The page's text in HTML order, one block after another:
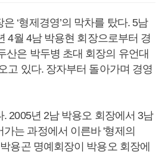
‘형제경영’의 막차를 탔다. 5남
4월 4남 박용현 회장으로부터 경
산은 박두병 초대 회장의 유언대
고 있다. 장자부터 돌아가며 경영
2005년 2남 박용오 회장에서 3남
는 과정에서 이른바 '형제의
용곤 명예회장이 박용오 회장에